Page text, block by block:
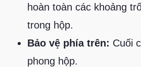
hoàn toàn các khoảng
trong hộp.
Bảo vệ phía trên: Cuối
phong hộp.